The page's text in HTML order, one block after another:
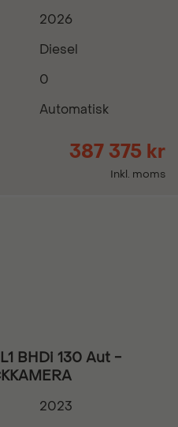
2026
Diesel
0
Automatisk
387 375 kr
Inkl. moms
BHDi 130 Aut -
2023